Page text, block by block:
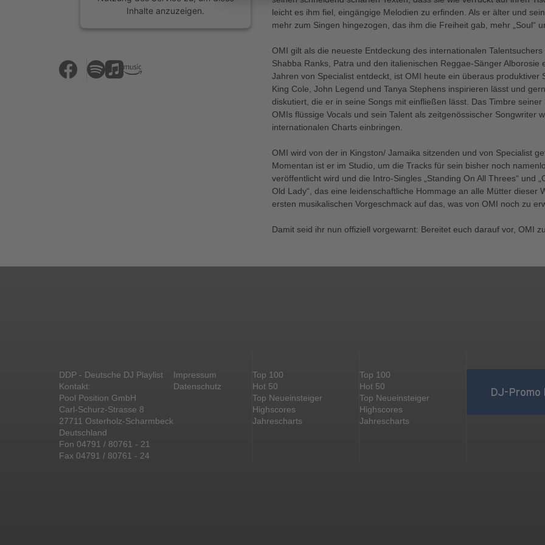
Inhalte anzuzeigen.
Akzeptieren
leicht es ihm fiel, eingängige Melodien zu erfinden. Als er älter und
mehr zum Singen hingezogen, das ihm die Freiheit gab, mehr „Soul“
OMI gilt als die neueste Entdeckung des internationalen
Shabba Ranks, Patra und den italienischen Reggae-Sänger
Jahren von Specialist entdeckt, ist OMI heute ein überaus
King Cole, John Legend und Tanya Stephens inspirieren lässt und
diskutiert, die er in seine Songs mit einfließen lässt. Das Timbre
OMIs flüssige Vocals und sein Talent als zeitgenössischer Songwriter
internationalen Charts einbringen.
OMI wird von der in Kingston/ Jamaika sitzenden und von Specialist
Momentan ist er im Studio, um die Tracks für sein bisher noch
veröffentlicht wird und die Intro-Singles „Standing On All Threes“ und
Old Lady“, das eine leidenschaftliche Hommage an alle Mütter dieser
ersten musikalischen Vorgeschmack auf das, was von OMI noch zu
Damit seid ihr nun offiziell vorgewarnt: Bereitet euch darauf vor, OMI
DDP - Deutsche DJ Playlist
Kontakt:
Pool Position GmbH
Carl-Schurz-Strasse 8
27711 Osterholz-Scharmbeck
Deutschland
Fon 04791 / 80761 - 21
Fax 04791 / 80761 - 24
Impressum
Datenschutz
Top 100
Hot 50
Top Neueinsteiger
Highscores
Jahrescharts
Top 100
Hot 50
Top Neueinsteiger
Highscores
Jahrescharts
DJ-Promo